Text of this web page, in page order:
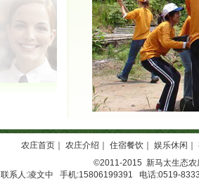
农庄首页｜ 农庄介绍 住宿餐饮｜ 娱乐休闲
©2011-2015 新马太生态农
联系人:凌文中 手机:15806199391 电话:0519-